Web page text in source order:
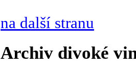
na další stranu
Archiv divoké